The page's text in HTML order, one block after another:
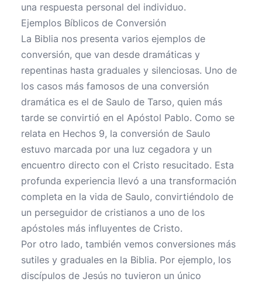
una respuesta personal del individuo.
Ejemplos Bíblicos de Conversión
La Biblia nos presenta varios ejemplos de
conversión, que van desde dramáticas y
repentinas hasta graduales y silenciosas. Uno de
los casos más famosos de una conversión
dramática es el de Saulo de Tarso, quien más
tarde se convirtió en el Apóstol Pablo. Como se
relata en Hechos 9, la conversión de Saulo
estuvo marcada por una luz cegadora y un
encuentro directo con el Cristo resucitado. Esta
profunda experiencia llevó a una transformación
completa en la vida de Saulo, convirtiéndolo de
un perseguidor de cristianos a uno de los
apóstoles más influyentes de Cristo.
Por otro lado, también vemos conversiones más
sutiles y graduales en la Biblia. Por ejemplo, los
discípulos de Jesús no tuvieron un único